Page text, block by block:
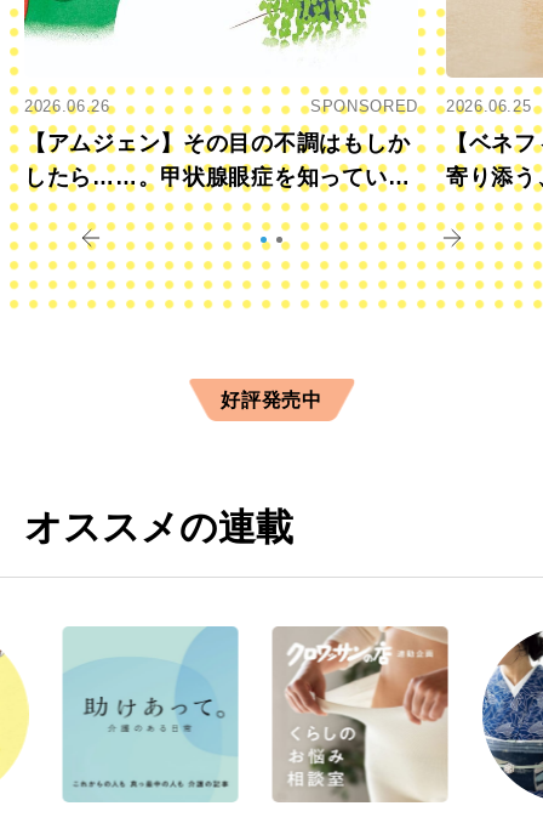
2026.06.26 SPONSORED
【アムジェン】その目の不調はもしか
したら……。甲状腺眼症を知っていま
すか？
2026.06.25
【ベネフ
寄り添う
きに
好評発売中
オススメの連載